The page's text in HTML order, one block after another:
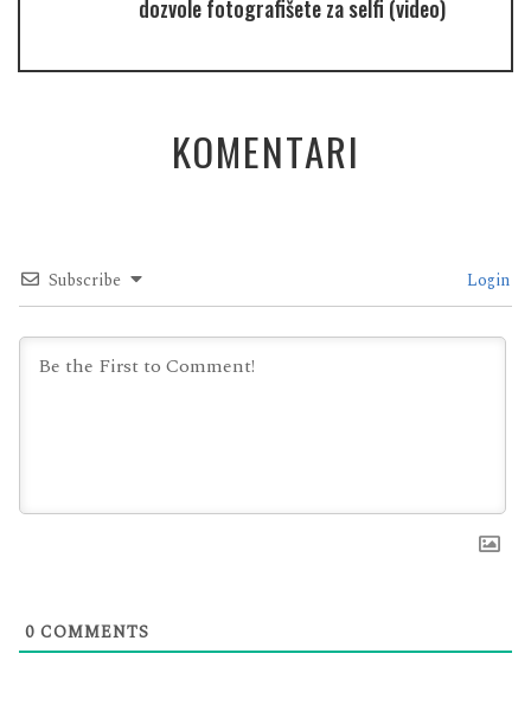
dozvole fotografišete za selfi (video)
KOMENTARI
Subscribe Login
0 COMMENTS